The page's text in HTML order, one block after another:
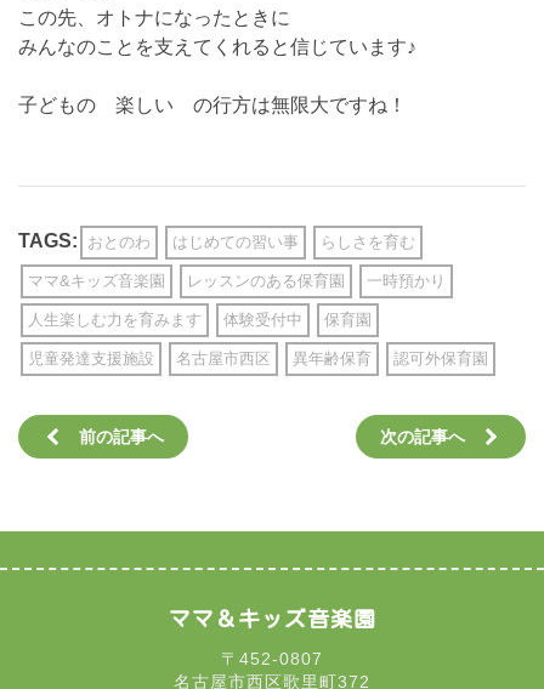
この先、オトナになったときに
みんなのことを支えてくれると信じています♪
子どもの 楽しい の行方は無限大ですね！
TAGS: おとのわ はじめての習い事 らしさを育む
ママ&キッズ音楽園 レッスンのある保育園 一時預かり
人生楽しむ力を育みます 体験受付中 保育園
児童発達支援施設 名古屋市西区 異年齢保育 認可外保育園
前の記事へ 次の記事へ
ママ＆キッズ音楽園
〒452-0807
名古屋市西区歌里町372